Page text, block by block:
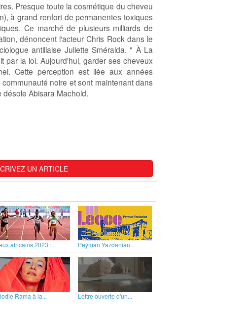
Presque toute la cosmétique du cheveu
à grand renfort de permanentes toxiques
Ce marché de plusieurs milliards de
dénoncent l'acteur Chris Rock dans le
antillaise Juliette Sméralda." À La
par la loi. Aujourd'hui, garder ses cheveux
Cette perception est liée aux années
noire et sont maintenant dans
désole Abisara Machold.
UN ARTICLE
africains 2023 :... Peyman Yazdanian...
Rama à la...
Lettre ouverte d'un...